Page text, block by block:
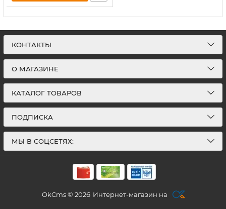
КОНТАКТЫ
О МАГАЗИНЕ
КАТАЛОГ ТОВАРОВ
ПОДПИСКА
МЫ В СОЦСЕТЯХ:
OkCms © 2026 Интернет-магазин на